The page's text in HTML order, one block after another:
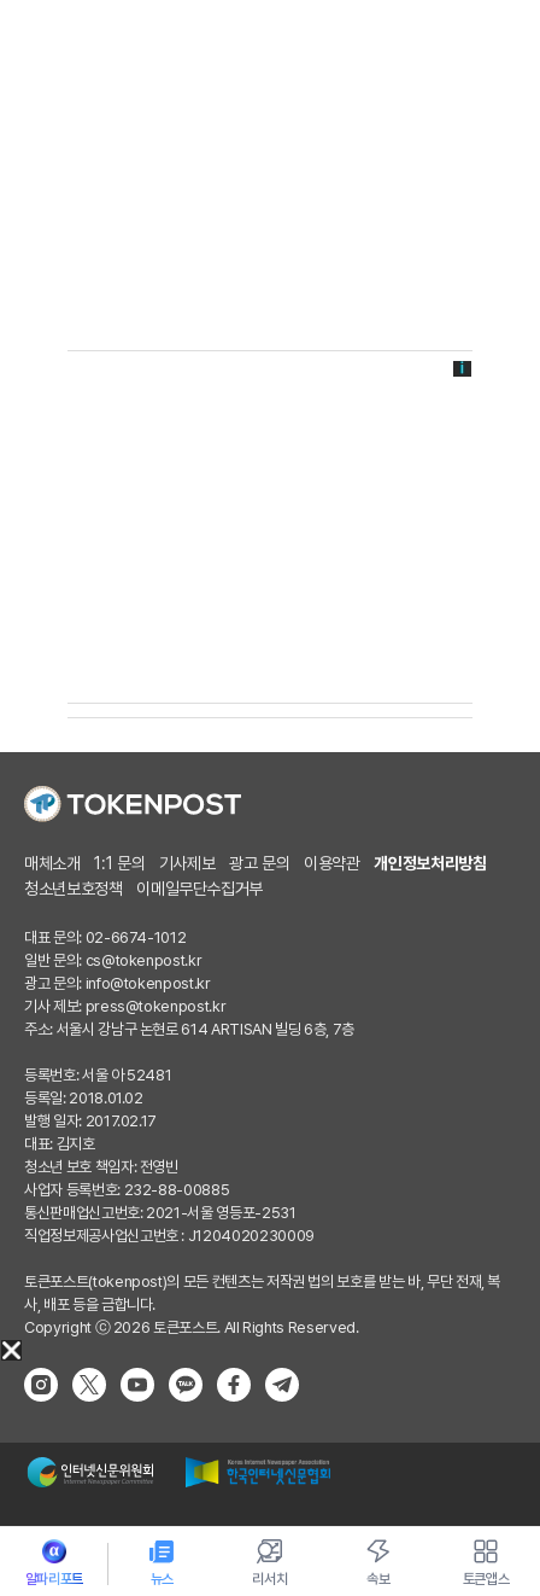
알파리포트 뉴스 리서치 속보 토큰앱스
매체소개 1:1 문의 기사제보 광고 문의 이용약관
개인정보처리방침
청소년보호정책
이메일무단수집거부
대표 문의: 02-6674-1012
일반 문의: cs@tokenpost.kr
광고 문의: info@tokenpost.kr
기사 제보: press@tokenpost.kr
주소: 서울시 강남구 논현로 614 ARTISAN 빌딩 6층, 7층
등록번호: 서울 아 52481
등록일: 2018.01.02
발행 일자: 2017.02.17
대표: 김지호
청소년 보호 책임자: 전영빈
사업자 등록번호: 232-88-00885
통신판매업신고번호: 2021-서울 영등포-2531
직업정보제공사업신고번호 : J1204020230009
토큰포스트(tokenpost)의 모든 컨텐츠는 저작권 법의 보호를 받는 바, 무단 전재, 복
사, 배포 등을 금합니다.
Copyright ⓒ 2026 토큰포스트. All Rights Reserved.